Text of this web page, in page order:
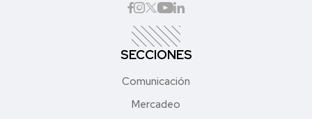
SECCIONES
Comunicación
Mercadeo